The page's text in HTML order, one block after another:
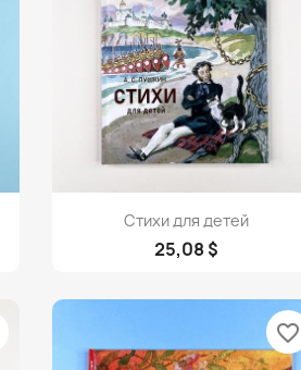
Просмотр
Стихи для детей
25,08 $
favorite_border